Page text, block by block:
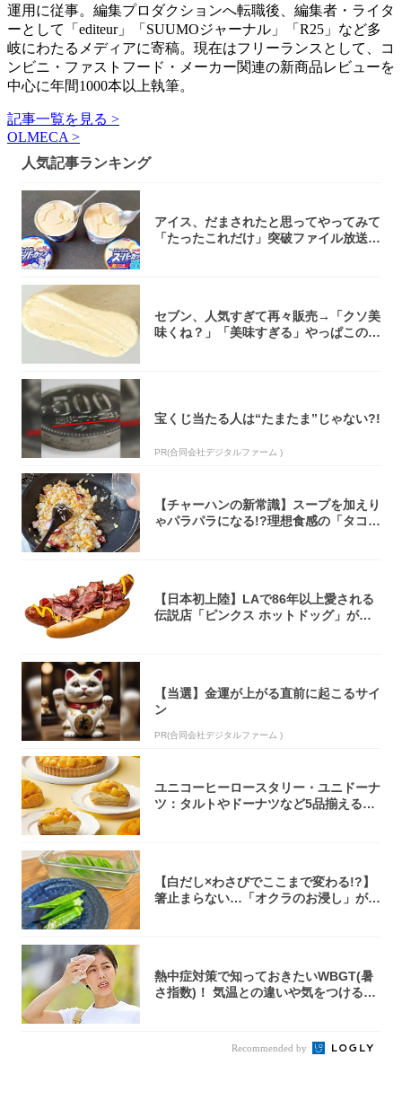
運用に従事。編集プロダクションへ転職後、編集者・ライタ
ーとして「editeur」「SUUMOジャーナル」「R25」など多
岐にわたるメディアに寄稿。現在はフリーランスとして、コ
ンビニ・ファストフード・メーカー関連の新商品レビューを
中心に年間1000本以上執筆。
記事一覧を見る >
OLMECA >
人気記事ランキング
アイス、だまされたと思ってやってみて
「たったこれだけ」突破ファイル放送で
セブン、人気すぎて再々販売→「クソ美
味くね？」「美味すぎる」やっぱこのク
宝くじ当たる人は“たまたま”じゃない?!
PR(合同会社デジタルファーム )
【チャーハンの新常識】スープを加えり
ゃパラパラになる!?理想食感の「タコチ
【日本初上陸】LAで86年以上愛される
伝説店「ピンクス ホットドッグ」が年
【当選】金運が上がる直前に起こるサイ
ン
PR(合同会社デジタルファーム )
ユニコーヒーロースタリー・ユニドーナ
ツ：タルトやドーナツなど5品揃える
【白だし×わさびでここまで変わる!?】
箸止まらない…「オクラのお浸し」がス
熱中症対策で知っておきたいWBGT(暑
さ指数)！ 気温との違いや気をつけるべ
Recommended by